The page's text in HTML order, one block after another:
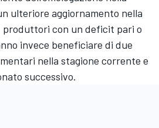
ulteriore aggiornamento nella
produttori con un deficit pari o
invece beneficiare di due
nella stagione corrente e
successivo.